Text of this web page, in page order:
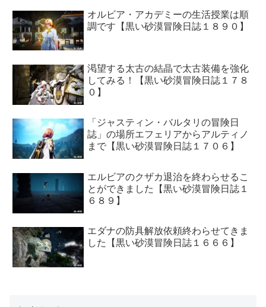
オルビア・アカデミーの生活授業は順
調です【黒い砂漠冒険日誌１８９０】
渇望する太古の結晶で太古装備を強化
してみる！【黒い砂漠冒険日誌１７８
０】
「ジャスティン・バルタリの冒険日
誌」の場所エフェリアからアルティノ
まで【黒い砂漠冒険日誌１７０６】
エルビアのクザカ退治を終わらせるこ
とができました【黒い砂漠冒険日誌１
６８９】
エダナの防具解放依頼終わらせてきま
した【黒い砂漠冒険日誌１６６６】